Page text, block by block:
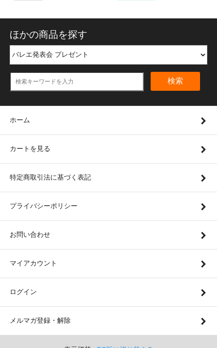
ほかの商品を探す
検索
ホーム
カートを見る
特定商取引法に基づく表記
プライバシーポリシー
お問い合わせ
マイアカウント
ログイン
メルマガ登録・解除